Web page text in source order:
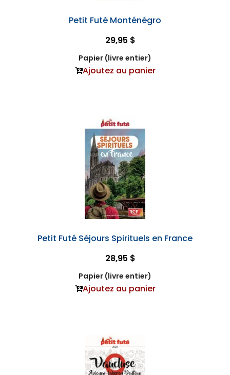
Petit Futé Monténégro
29,95 $
Papier (livre entier)
Ajoutez au panier
Petit Futé Séjours Spirituels en France
28,95 $
Papier (livre entier)
Ajoutez au panier